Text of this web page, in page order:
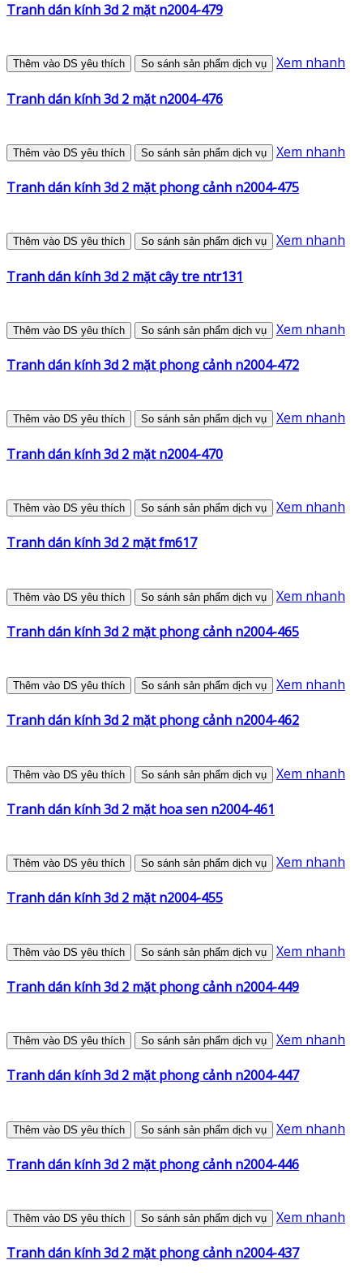
Tranh dán kính 3d 2 mặt n2004-479
Thêm vào DS yêu thích So sánh sản phẩm dịch vụ Xem nhanh
Tranh dán kính 3d 2 mặt n2004-476
Thêm vào DS yêu thích So sánh sản phẩm dịch vụ Xem nhanh
Tranh dán kính 3d 2 mặt phong cảnh n2004-475
Thêm vào DS yêu thích So sánh sản phẩm dịch vụ Xem nhanh
Tranh dán kính 3d 2 mặt cây tre ntr131
Thêm vào DS yêu thích So sánh sản phẩm dịch vụ Xem nhanh
Tranh dán kính 3d 2 mặt phong cảnh n2004-472
Thêm vào DS yêu thích So sánh sản phẩm dịch vụ Xem nhanh
Tranh dán kính 3d 2 mặt n2004-470
Thêm vào DS yêu thích So sánh sản phẩm dịch vụ Xem nhanh
Tranh dán kính 3d 2 mặt fm617
Thêm vào DS yêu thích So sánh sản phẩm dịch vụ Xem nhanh
Tranh dán kính 3d 2 mặt phong cảnh n2004-465
Thêm vào DS yêu thích So sánh sản phẩm dịch vụ Xem nhanh
Tranh dán kính 3d 2 mặt phong cảnh n2004-462
Thêm vào DS yêu thích So sánh sản phẩm dịch vụ Xem nhanh
Tranh dán kính 3d 2 mặt hoa sen n2004-461
Thêm vào DS yêu thích So sánh sản phẩm dịch vụ Xem nhanh
Tranh dán kính 3d 2 mặt n2004-455
Thêm vào DS yêu thích So sánh sản phẩm dịch vụ Xem nhanh
Tranh dán kính 3d 2 mặt phong cảnh n2004-449
Thêm vào DS yêu thích So sánh sản phẩm dịch vụ Xem nhanh
Tranh dán kính 3d 2 mặt phong cảnh n2004-447
Thêm vào DS yêu thích So sánh sản phẩm dịch vụ Xem nhanh
Tranh dán kính 3d 2 mặt phong cảnh n2004-446
Thêm vào DS yêu thích So sánh sản phẩm dịch vụ Xem nhanh
Tranh dán kính 3d 2 mặt phong cảnh n2004-437